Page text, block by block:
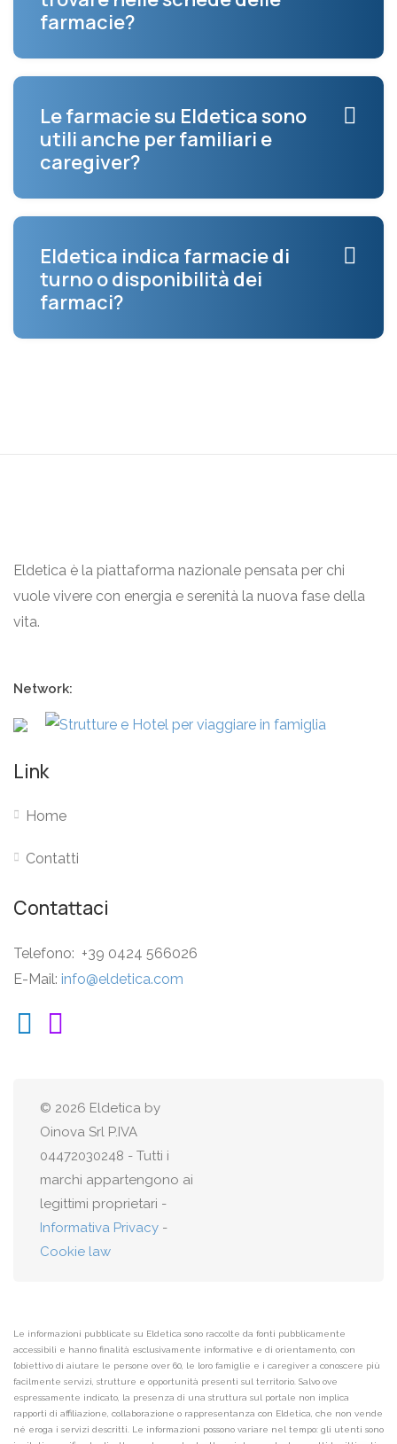
farmacie?
Le farmacie su Eldetica sono
utili anche per familiari e
caregiver?
Eldetica indica farmacie di
turno o disponibilità dei
farmaci?
Eldetica è la piattaforma nazionale pensata per chi
vuole vivere con energia e serenità la nuova fase della
vita.
Network:
Link
Home
Contatti
Contattaci
Telefono: +39 0424 566026
E-Mail: info@eldetica.com
© 2026 Eldetica by
Oinova Srl P.IVA
04472030248 - Tutti i
marchi appartengono ai
legittimi proprietari -
Informativa Privacy -
Cookie law
Le informazioni pubblicate su Eldetica sono raccolte da fonti pubblicamente
accessibili e hanno finalità esclusivamente informative e di orientamento, con
l’obiettivo di aiutare le persone over 60, le loro famiglie e i caregiver a conoscere più
facilmente servizi, strutture e opportunità presenti sul territorio. Salvo ove
espressamente indicato, la presenza di una struttura sul portale non implica
rapporti di affiliazione, collaborazione o rappresentanza con Eldetica, che non vende
né eroga i servizi descritti. Le informazioni possono variare nel tempo: gli utenti sono